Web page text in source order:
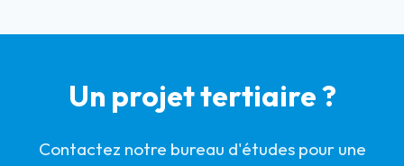
Un projet tertiaire ?
Contactez notre bureau d'études pour une